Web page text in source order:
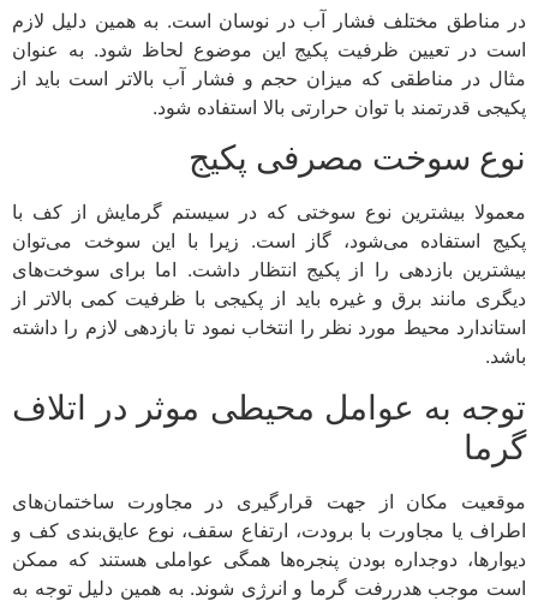
در مناطق مختلف فشار آب در نوسان است. به همین دلیل لازم
است در تعیین ظرفیت پکیج این موضوع لحاظ شود. به عنوان
مثال در مناطقی که میزان حجم و فشار آب بالاتر است باید از
پکیجی قدرتمند با توان حرارتی بالا استفاده شود.
نوع سوخت مصرفی پکیج
معمولا بیشترین نوع سوختی که در سیستم گرمایش از کف با
پکیج استفاده می‌شود، گاز است. زیرا با این سوخت می‌توان
بیشترین بازدهی را از پکیج انتظار داشت. اما برای سوخت‌های
دیگری مانند برق و غیره باید از پکیجی با ظرفیت کمی بالاتر از
استاندارد محیط مورد نظر را انتخاب نمود تا بازدهی لازم را داشته
باشد.
توجه به عوامل محیطی موثر در اتلاف
گرما
موقعیت مکان از جهت قرارگیری در مجاورت ساختمان‌های
اطراف یا مجاورت با برودت، ارتفاع سقف، نوع عایق‌بندی کف و
دیوارها، دوجداره بودن پنجره‌ها همگی عواملی هستند که ممکن
است موجب هدررفت گرما و انرژی شوند. به همین دلیل توجه به